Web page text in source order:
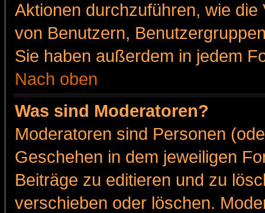
Aktionen durchzuführen, wie
von Benutzern,
Sie haben außerdem in jedem
Nach oben
Was sind Moderatoren?
Moderatoren sind Personen
Geschehen in dem jeweiligen
Beiträge zu editieren und zu
verschieben oder löschen.